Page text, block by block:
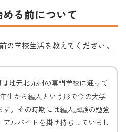
る前について
の学校生活を教えてください 。
は地元北九州の専門学校に通って
生から編入という形で今の大学
す。その時期には編入試験の勉強
アルバイトを掛け持ちしていまし